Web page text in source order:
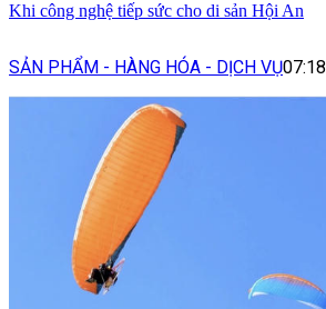
Khi công nghệ tiếp sức cho di sản Hội An
SẢN PHẨM - HÀNG HÓA - DỊCH VỤ07:18